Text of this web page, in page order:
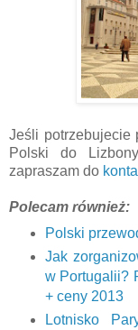
Jeśli potrzebujecie
Polski do
zapraszam do
Polecam również:
Polski
Jak
w Portugalii?
+ ceny 2013
Lotnisko